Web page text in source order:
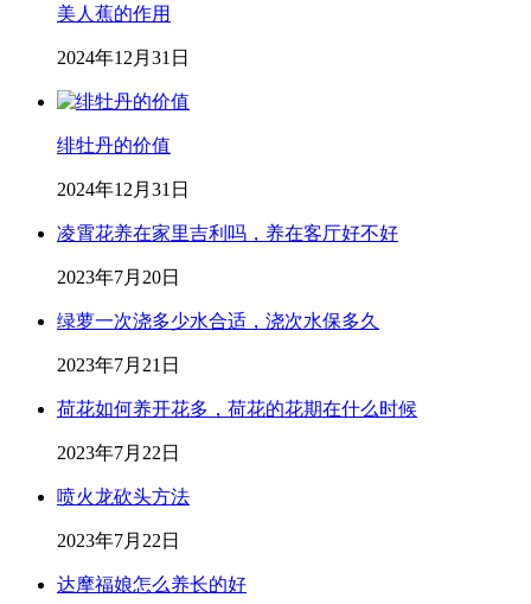
美人蕉的作用
2024年12月31日
绯牡丹的价值
2024年12月31日
凌霄花养在家里吉利吗，养在客厅好不好
2023年7月20日
绿萝一次浇多少水合适，浇次水保多久
2023年7月21日
荷花如何养开花多，荷花的花期在什么时候
2023年7月22日
喷火龙砍头方法
2023年7月22日
达摩福娘怎么养长的好